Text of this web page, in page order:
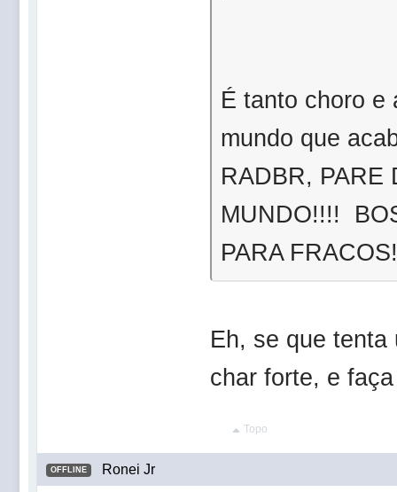
É tanto choro e
mundo que
RADBR, PARE
MUNDO!!!!
PARA
Eh, se que tenta
char forte, e faça
Topo
OFFLINE Ronei Jr